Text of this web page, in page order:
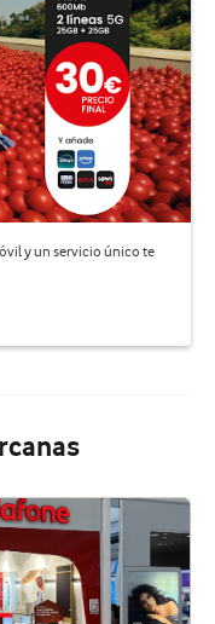
y un servicio único te